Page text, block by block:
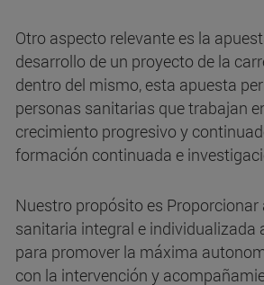
Otro aspecto relevante es la
desarrollo de un proyecto de la
dentro del mismo, esta apuesta
personas sanitarias que trabajan
crecimiento progresivo y
formación continuada e
Nuestro propósito es Proporcionar
sanitaria integral e individualizada
para promover la máxima
con la intervención y